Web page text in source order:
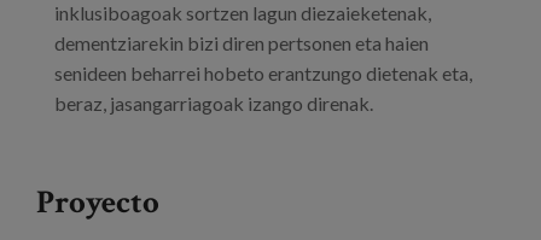
inklusiboagoak sortzen lagun diezaieketenak,
dementziarekin bizi diren pertsonen eta haien
senideen beharrei hobeto erantzungo dietenak eta,
beraz, jasangarriagoak izango direnak.
Proyecto